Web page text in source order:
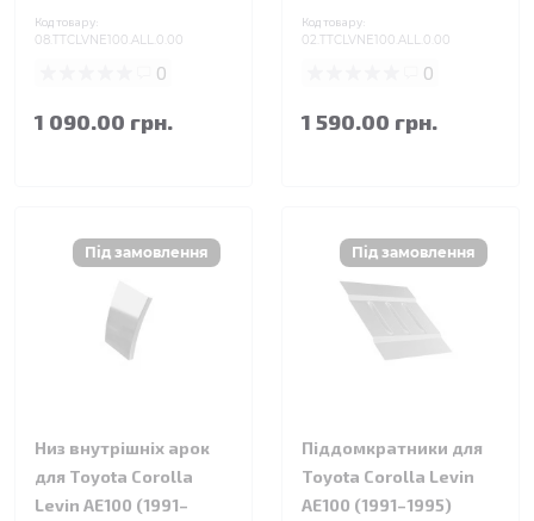
Код товару:
08.TTCLVNE100.ALL.0.00
0
1 090.00 грн.
Код товару:
02.TTCLVNE100.ALL.0.00
0
1 590.00 грн.
Низ внутрішніх арок
для Toyota Corolla
Levin AE100 (1991–
Піддомкратники для
Toyota Corolla Levin
AE100 (1991–1995)